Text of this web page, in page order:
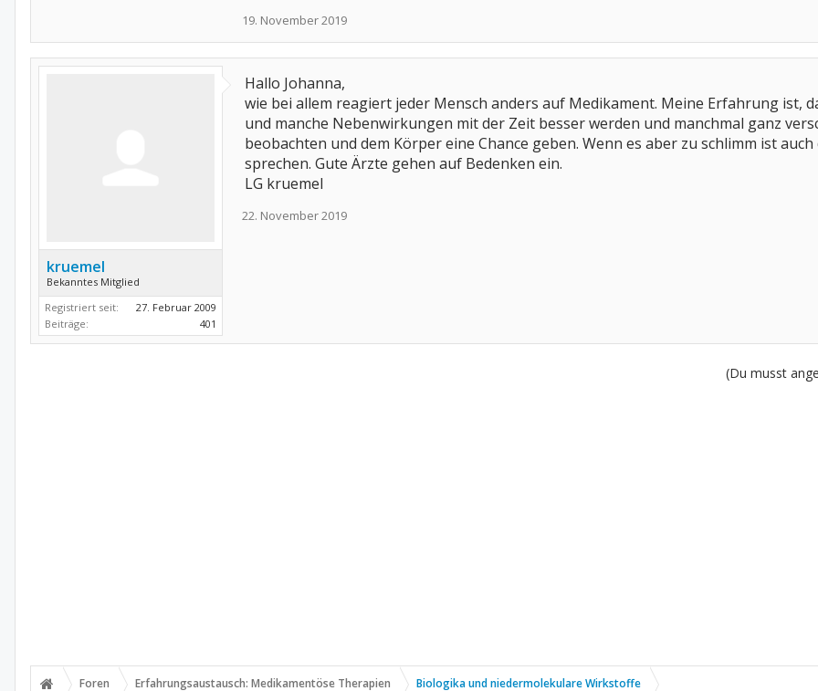
19. November 2019
kruemel
Bekanntes Mitglied
Registriert seit:
27. Februar 2009
Beiträge:
401
Hallo Johanna,
wie bei allem reagiert jeder Mensch anders auf Medikament. Meine Erfahrung ist,
und manche Nebenwirkungen mit der Zeit besser werden und manchmal ganz
beobachten und dem Körper eine Chance geben. Wenn es aber zu schlimm ist
sprechen. Gute Ärzte gehen auf Bedenken ein.
LG kruemel
22. November 2019
(Du musst
Foren Erfahrungsaustausch: Medikamentöse Therapien Biologika und niedermolekulare Wirkstoffe